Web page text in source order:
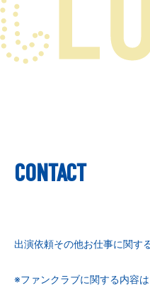
CONTACT
出演依頼その他お仕事に関す
※ファンクラブに関する内容は